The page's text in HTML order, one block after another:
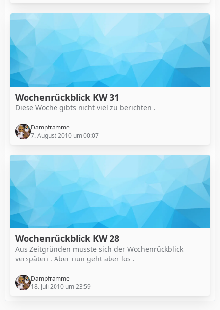
Wochenrückblick KW 31
Diese Woche gibts nicht viel zu berichten .
Dampframme
7. August 2010 um 00:07
Wochenrückblick KW 28
Aus Zeitgründen musste sich der Wochenrückblick
verspäten . Aber nun geht aber los .
Dampframme
18. Juli 2010 um 23:59